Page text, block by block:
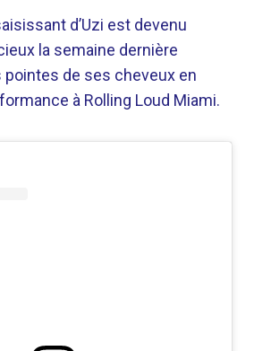
d’Uzi est devenu
la semaine dernière
pointes de ses cheveux en
à Rolling Loud Miami.